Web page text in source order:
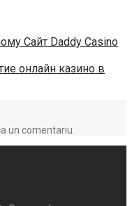
Сайт Daddy Casino
онлайн казино в
un comentariu.